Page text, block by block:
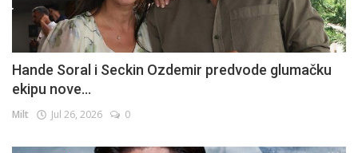
Hande Soral i Seckin Ozdemir predvode glumačku
ekipu nove...
Milt Jul 26, 2026 0